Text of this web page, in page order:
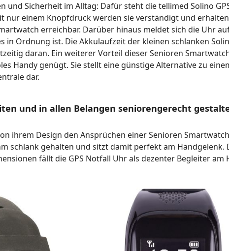
und Sicherheit im Alltag: Dafür steht die tellimed Solino
nur einem Knopfdruck werden sie verständigt und
erreichbar. Darüber hinaus meldet sich die Uhr
in Ordnung ist. Die Akkulaufzeit der kleinen schlanken
daran. Ein weiterer Vorteil dieser Senioren
Handy genügt. Sie stellt eine günstige Alternative zu
dar.
und in allen Belangen seniorengerecht
ihrem Design den Ansprüchen einer Senioren
schlank gehalten und sitzt damit perfekt am
fällt die GPS Notfall Uhr als dezenter Begleiter